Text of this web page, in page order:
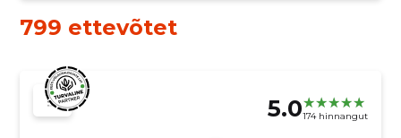
799 ettevõtet
5.0174 hinnangut